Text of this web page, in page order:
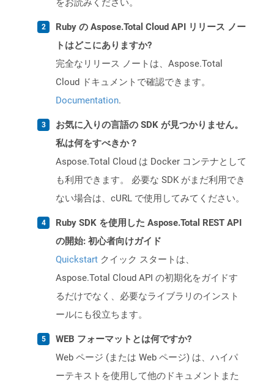
をお読みください。
Ruby の Aspose.Total Cloud API リリース ノー
トはどこにありますか?
完全なリリース ノートは、Aspose.Total
Cloud ドキュメントで確認できます。
Documentation.
お気に入りの言語の SDK が見つかりません。
私は何をすべきか？
Aspose.Total Cloud は Docker コンテナとして
も利用できます。 必要な SDK がまだ利用でき
ない場合は、cURL で使用してみてください。
Ruby SDK を使用した Aspose.Total REST API
の開始: 初心者向けガイド
Quickstart クイック スタートは、
Aspose.Total Cloud API の初期化をガイドす
るだけでなく、必要なライブラリのインスト
ールにも役立ちます。
WEB フォーマットとは何ですか?
Web ページ (または Web ページ) は、ハイパ
ーテキストを使用して他のドキュメントまた